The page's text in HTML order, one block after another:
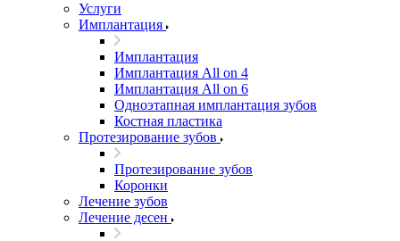
Услуги
Имплантация
Имплантация
Имплантация All on 4
Имплантация All on 6
Одноэтапная имплантация зубов
Костная пластика
Протезирование зубов
Протезирование зубов
Коронки
Лечение зубов
Лечение десен